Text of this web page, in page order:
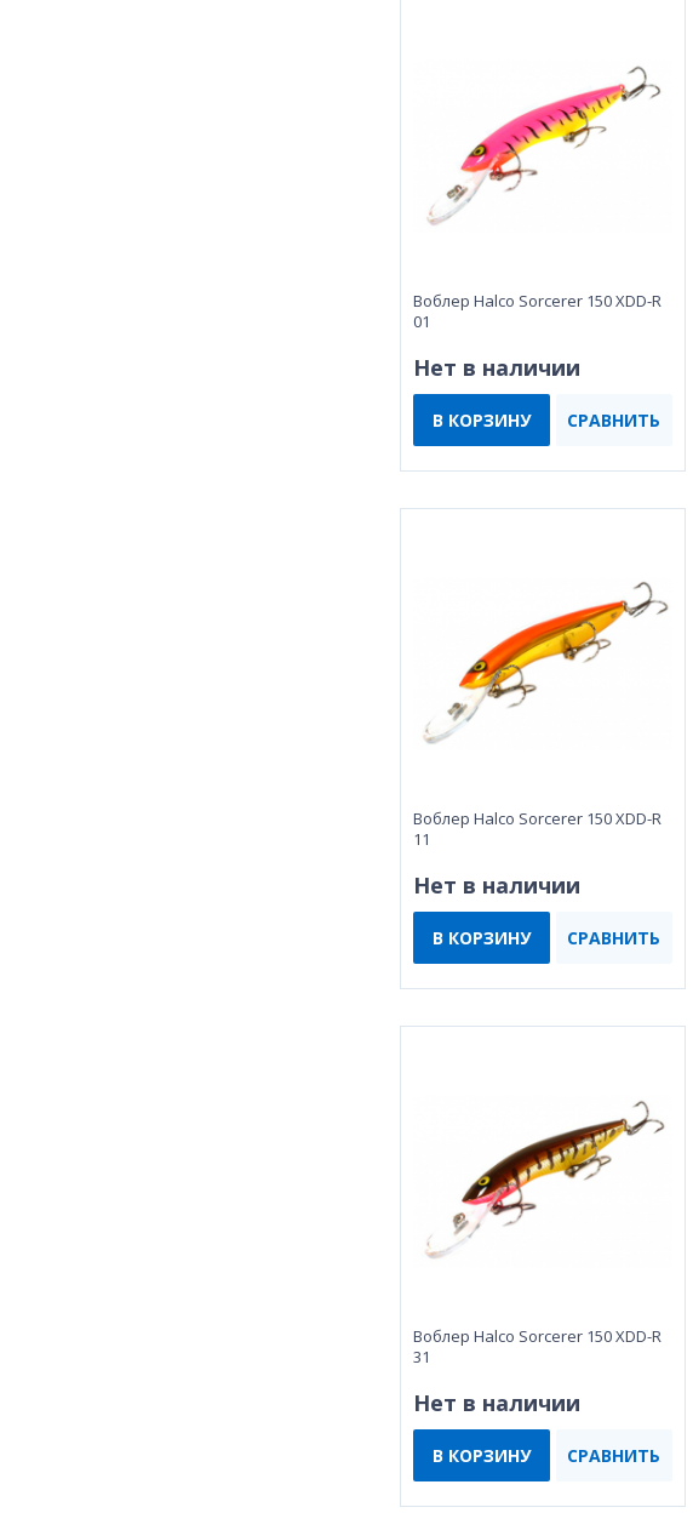
Воблер Halco Sorcerer 150 XDD-R
01
Нет в наличии
В КОРЗИНУ СРАВНИТЬ
Воблер Halco Sorcerer 150 XDD-R
11
Нет в наличии
В КОРЗИНУ СРАВНИТЬ
Воблер Halco Sorcerer 150 XDD-R
31
Нет в наличии
В КОРЗИНУ СРАВНИТЬ